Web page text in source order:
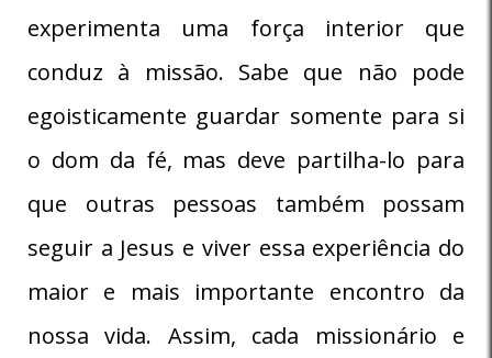
experimenta uma força interior que
conduz à missão. Sabe que não pode
egoisticamente guardar somente para si
o dom da fé, mas deve partilha-lo para
que outras pessoas também possam
seguir a Jesus e viver essa experiência do
maior e mais importante encontro da
nossa vida. Assim, cada missionário e